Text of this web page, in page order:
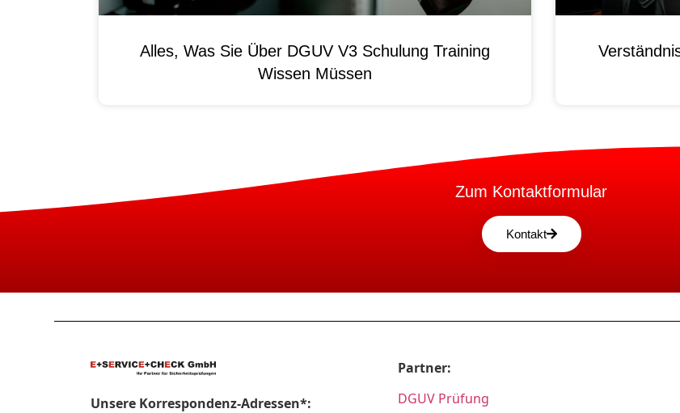
Alles, Was Sie Über DGUV V3 Schulung Training
Wissen Müssen
Zum Kontaktformular
Kontakt
Unsere Korrespondenz-Adressen*:
Partner:
DGUV Prüfung